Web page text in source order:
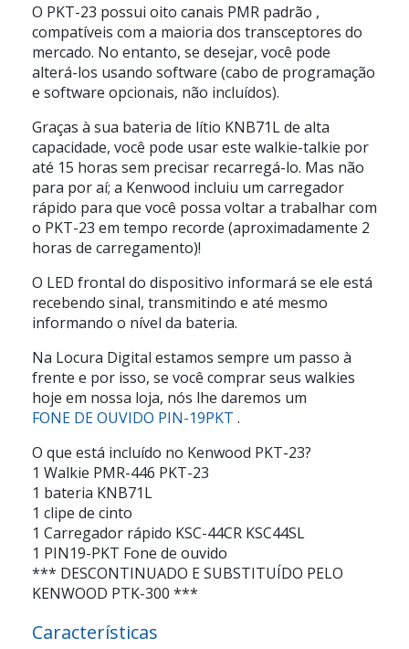
O PKT-23 possui oito canais PMR padrão ,
compatíveis com a maioria dos transceptores do
mercado. No entanto, se desejar, você pode
alterá-los usando software (cabo de programação
e software opcionais, não incluídos).
Graças à sua bateria de lítio KNB71L de alta
capacidade, você pode usar este walkie-talkie por
até 15 horas sem precisar recarregá-lo. Mas não
para por aí; a Kenwood incluiu um carregador
rápido para que você possa voltar a trabalhar com
o PKT-23 em tempo recorde (aproximadamente 2
horas de carregamento)!
O LED frontal do dispositivo informará se ele está
recebendo sinal, transmitindo e até mesmo
informando o nível da bateria.
Na Locura Digital estamos sempre um passo à
frente e por isso, se você comprar seus walkies
hoje em nossa loja, nós lhe daremos um
FONE DE OUVIDO PIN-19PKT .
O que está incluído no Kenwood PKT-23?
1 Walkie PMR-446 PKT-23
1 bateria KNB71L
1 clipe de cinto
1 Carregador rápido KSC-44CR KSC44SL
1 PIN19-PKT Fone de ouvido
*** DESCONTINUADO E SUBSTITUÍDO PELO
KENWOOD PTK-300 ***
Características